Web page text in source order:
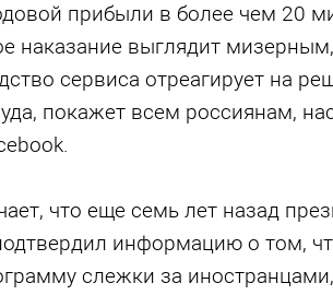
прибыли в более чем 20
наказание выглядит
сервиса отреагирует на
покажет всем россиянам,
что еще семь лет назад
информацию о том,
слежки за